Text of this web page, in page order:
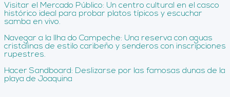
Visitar el Mercado Público: Un centro cultural en el casco
histórico ideal para probar platos típicos y escuchar
samba en vivo.
Navegar a la Ilha do Campeche: Una reserva con aguas
cristalinas de estilo caribeño y senderos con inscripciones
rupestres.
Hacer Sandboard: Deslizarse por las famosas dunas de la
playa de Joaquina